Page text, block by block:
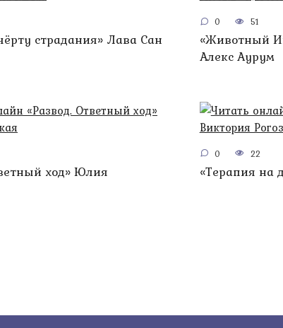
страдания» Лава Сан
0 51
«Животный
Алекс Аурум
ход» Юлия
0 22
«Терапия на